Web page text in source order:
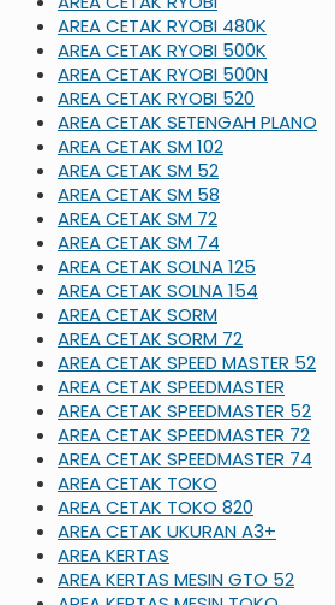
AREA CETAK RYOBI 480K
AREA CETAK RYOBI 500K
AREA CETAK RYOBI 500N
AREA CETAK RYOBI 520
AREA CETAK SETENGAH PLANO
AREA CETAK SM 102
AREA CETAK SM 52
AREA CETAK SM 58
AREA CETAK SM 72
AREA CETAK SM 74
AREA CETAK SOLNA 125
AREA CETAK SOLNA 154
AREA CETAK SORM
AREA CETAK SORM 72
AREA CETAK SPEED MASTER 52
AREA CETAK SPEEDMASTER
AREA CETAK SPEEDMASTER 52
AREA CETAK SPEEDMASTER 72
AREA CETAK SPEEDMASTER 74
AREA CETAK TOKO
AREA CETAK TOKO 820
AREA CETAK UKURAN A3+
AREA KERTAS
AREA KERTAS MESIN GTO 52